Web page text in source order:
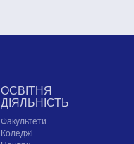
ОСВІТНЯ
ДІЯЛЬНІСТЬ
Факультети
Коледжі